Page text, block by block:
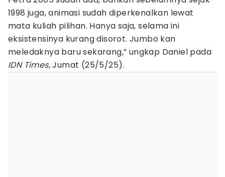
1998 juga, animasi sudah diperkenalkan lewat
mata kuliah pilihan. Hanya saja, selama ini
eksistensinya kurang disorot. Jumbo kan
meledaknya baru sekarang,” ungkap Daniel pada
IDN Times, Jumat (25/5/25).